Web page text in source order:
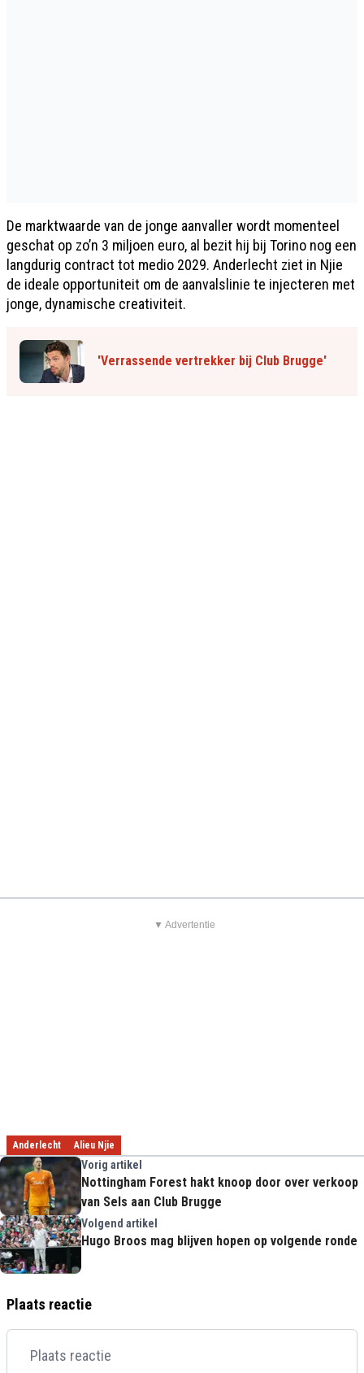
De marktwaarde van de jonge aanvaller wordt momenteel
geschat op zo’n 3 miljoen euro, al bezit hij bij Torino nog een
langdurig contract tot medio 2029. Anderlecht ziet in Njie
de ideale opportuniteit om de aanvalslinie te injecteren met
jonge, dynamische creativiteit.
'Verrassende vertrekker bij Club Brugge'
▼ Advertentie
Anderlecht Alieu Njie
Vorig artikel
Nottingham Forest hakt knoop door over verkoop
van Sels aan Club Brugge
Volgend artikel
Hugo Broos mag blijven hopen op volgende ronde
Plaats reactie